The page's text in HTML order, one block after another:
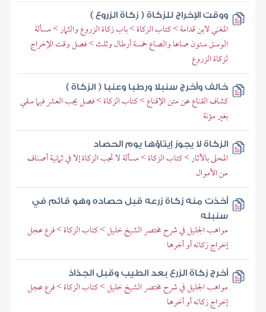
ووقت الإخراج للزكاة ( زكاة الزروع )
المغني لابن قدامة > كتاب الزكاة > باب زكاة الزروع والثمار > مسألة
الوسق ستون صاعا والصاع خمسة أرطال وثلث > فصل وقت الإخراج
لزكاة الزروع
خالف وأخرج سنبلا ورطبا وعنبا ( الزكاة )
كشاف القناع عن متن الإقناع > كتاب الزكاة > فصل يجب العشر فيما سقي
بغير مؤنة
الزكاة لا يجوز إيتاؤها يوم الحصاد
المحلى بالآثار > كتاب الزكاة > مسألة لا تجب الزكاة إلا في ثمانية أصناف
من الأموال
أخذت منه زكاة زرعه قبل حصاده وهو قائم في
سنبله
مواهب الجليل في شرح مختصر الشيخ خليل > كتاب الزكاة > فرع عجل
إخراج زكاته أو أخرها
أخرج زكاة الزرع بعد الطيب وقبل الجذاذ
مواهب الجليل في شرح مختصر الشيخ خليل > كتاب الزكاة > فرع عجل
إخراج زكاته أو أخرها